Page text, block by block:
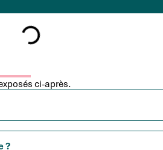
ci-après.
?